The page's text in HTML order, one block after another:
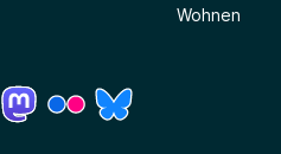
Fenster)
neues Fenster)
ein neues Fenster)
(Link öffnet ein neues Fenster)
(Link öffnet ein neues
(Link öffnet ein neues
Wohnen